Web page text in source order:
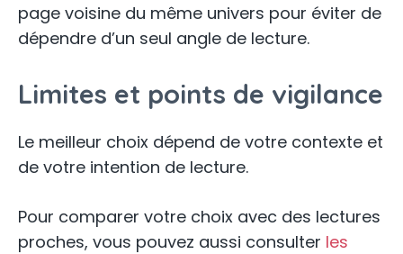
page voisine du même univers pour éviter de
dépendre d’un seul angle de lecture.
Limites et points de vigilance
Le meilleur choix dépend de votre contexte et
de votre intention de lecture.
Pour comparer votre choix avec des lectures
proches, vous pouvez aussi consulter les